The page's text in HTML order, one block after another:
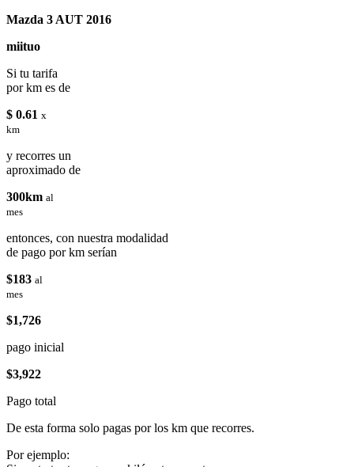
Mazda 3 AUT 2016
miituo
Si tu tarifa
por km es de
$ 0.61 x
km
y recorres un
aproximado de
300km al
mes
entonces, con nuestra modalidad
de pago por km serían
$183 al
mes
$1,726
pago inicial
$3,922
Pago total
De esta forma solo pagas por los km que recorres.
Por ejemplo: